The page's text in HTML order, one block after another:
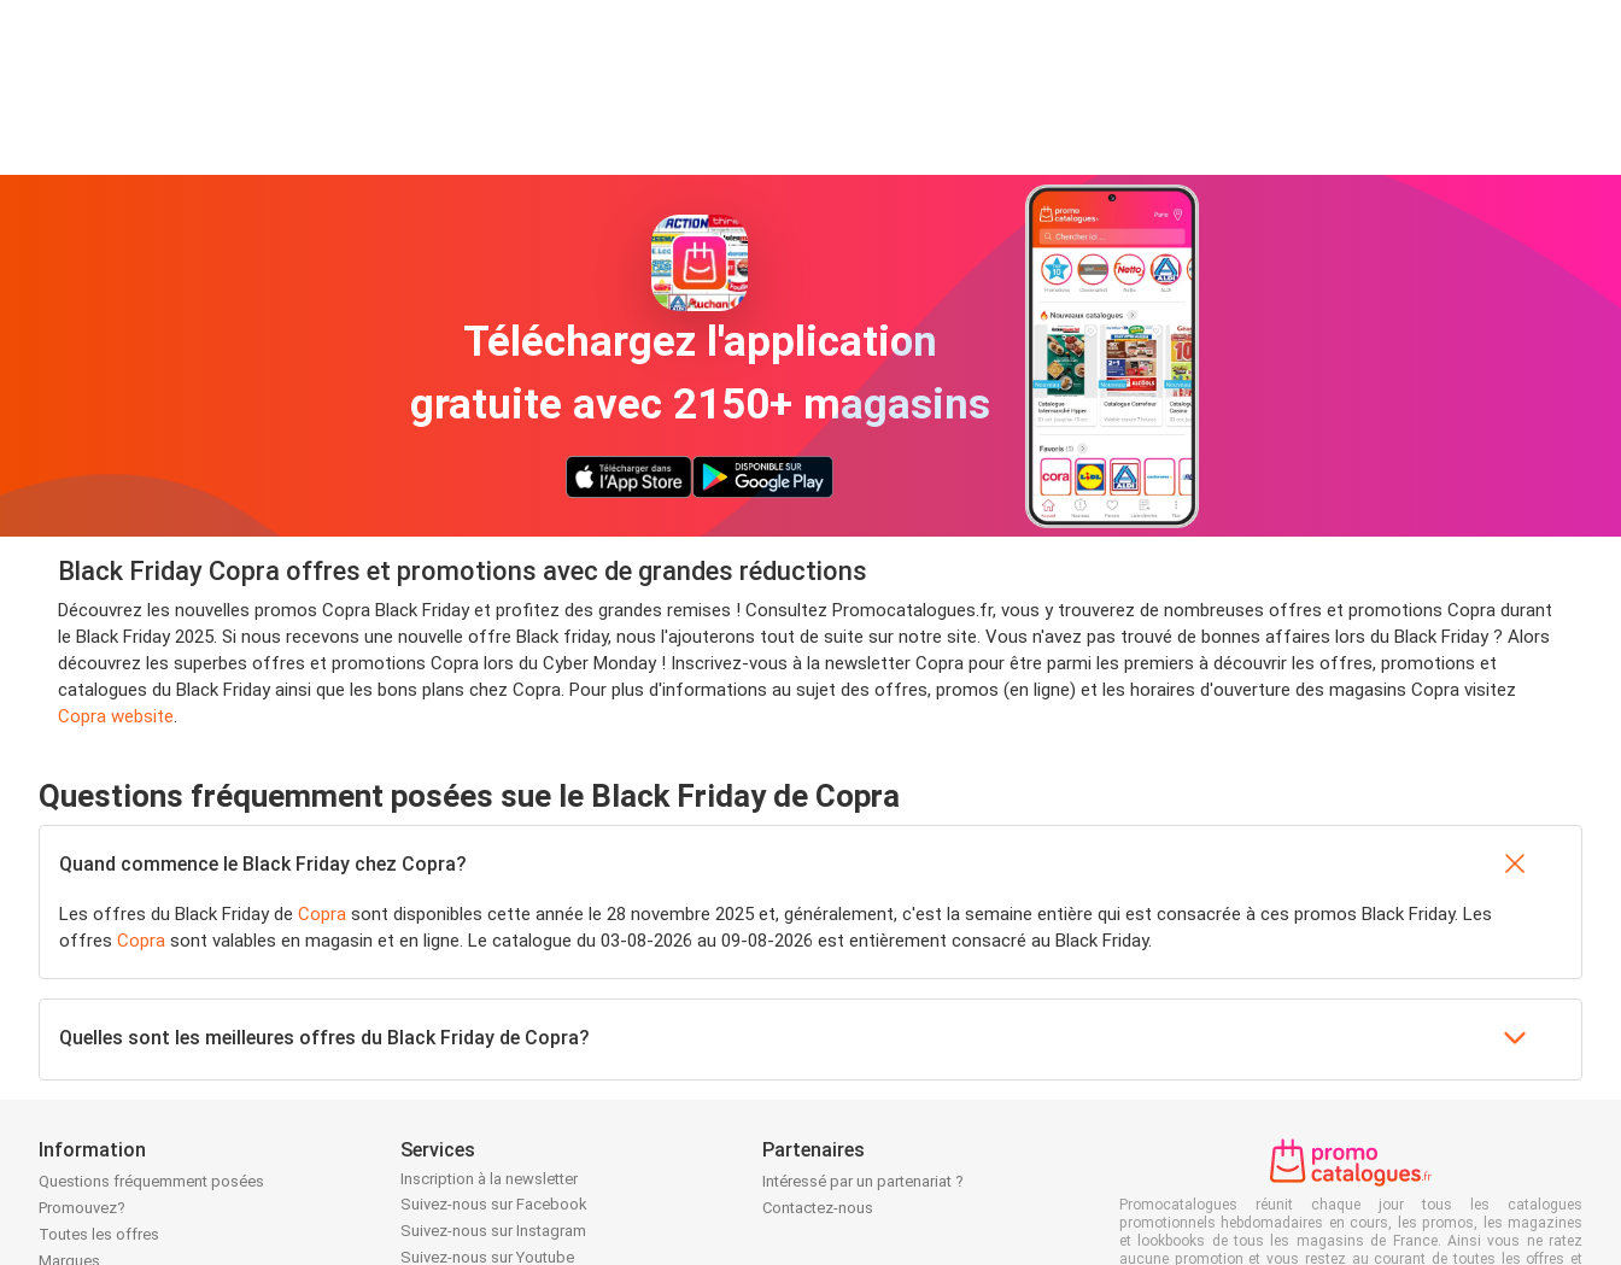
Téléchargez l'application
gratuite avec 2150+ magasins
Black Friday Copra offres et promotions avec de grandes réductions
Découvrez les nouvelles promos Copra Black Friday et profitez des grandes remises ! Consultez Promocatalogues.fr, vous y trouverez de nombreuses offres et promotions Copra durant
le Black Friday 2025. Si nous recevons une nouvelle offre Black friday, nous l'ajouterons tout de suite sur notre site. Vous n'avez pas trouvé de bonnes affaires lors du Black Friday ? Alors
découvrez les superbes offres et promotions Copra lors du Cyber Monday ! Inscrivez-vous à la newsletter Copra pour être parmi les premiers à découvrir les offres, promotions et
catalogues du Black Friday ainsi que les bons plans chez Copra. Pour plus d'informations au sujet des offres, promos (en ligne) et les horaires d'ouverture des magasins Copra visitez
Copra website.
Questions fréquemment posées sue le Black Friday de Copra
Quand commence le Black Friday chez Copra?
Les offres du Black Friday de Copra sont disponibles cette année le 28 novembre 2025 et, généralement, c'est la semaine entière qui est consacrée à ces promos Black Friday. Les
offres Copra sont valables en magasin et en ligne. Le catalogue du 03-08-2026 au 09-08-2026 est entièrement consacré au Black Friday.
Quelles sont les meilleures offres du Black Friday de Copra?
Information
Questions fréquemment posées
Promouvez?
Toutes les offres
Marques
Services
Inscription à la newsletter
Suivez-nous sur Facebook
Suivez-nous sur Instagram
Suivez-nous sur Youtube
Partenaires
Intéressé par un partenariat ?
Contactez-nous
Promocatalogues réunit chaque jour tous les catalogues
promotionnels hebdomadaires en cours, les promos, les magazines
et lookbooks de tous les magasins de France. Ainsi vous ne ratez
aucune promotion et vous restez au courant de toutes les offres et